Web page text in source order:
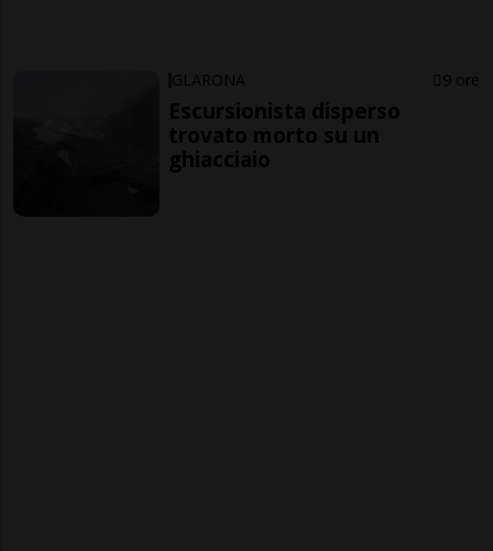
GLARONA 9 ore
Escursionista disperso
trovato morto su un
ghiacciaio